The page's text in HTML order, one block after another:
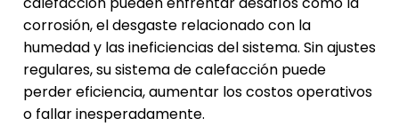
corrosión, el desgaste relacionado con la
humedad y las ineficiencias del sistema. Sin ajustes
regulares, su sistema de calefacción puede
perder eficiencia, aumentar los costos operativos
o fallar inesperadamente.